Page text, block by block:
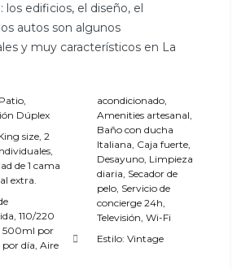
los edificios, el diseño, el
autos son algunos
y muy característicos en La
Dúplex
size, 2
de 1 cama
extra.
, 110/220
500ml por
por día, Aire
acondicionado,
Amenities artesanal,
Baño con ducha
Italiana, Caja fuerte,
Desayuno, Limpieza
diaria, Secador de
pelo, Servicio de
concierge 24h,
Televisión, Wi-Fi
Estilo: Vintage